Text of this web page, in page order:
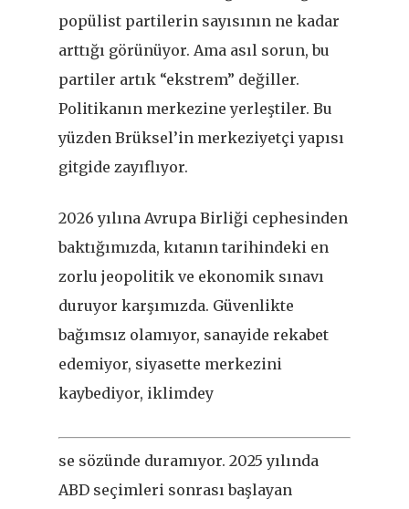
popülist partilerin sayısının ne kadar
arttığı görünüyor. Ama asıl sorun, bu
partiler artık “ekstrem” değiller.
Politikanın merkezine yerleştiler. Bu
yüzden Brüksel’in merkeziyetçi yapısı
gitgide zayıflıyor.
2026 yılına Avrupa Birliği cephesinden
baktığımızda, kıtanın tarihindeki en
zorlu jeopolitik ve ekonomik sınavı
duruyor karşımızda. Güvenlikte
bağımsız olamıyor, sanayide rekabet
edemiyor, siyasette merkezini
kaybediyor, iklimdey
se sözünde duramıyor. 2025 yılında
ABD seçimleri sonrası başlayan